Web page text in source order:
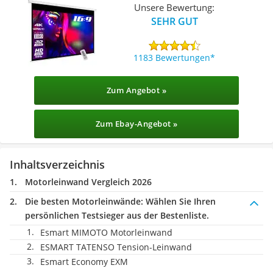
Unsere Bewertung:
SEHR GUT
1183 Bewertungen
Zum Angebot »
Zum Ebay-Angebot »
Inhaltsverzeichnis
Motorleinwand Vergleich 2026
Die besten Motorleinwände: Wählen Sie Ihren
persönlichen Testsieger aus der Bestenliste.
Esmart MIMOTO Motorleinwand
ESMART TATENSO Tension-Leinwand
Esmart Economy EXM